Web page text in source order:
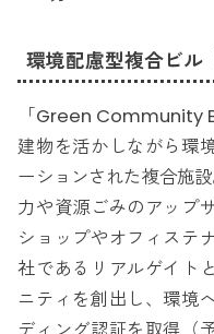
環境配慮型複合ビル
「Green Community
建物を活かしながら環
ーションされた複合施
力や資源ごみのアップ
ショップやオフィステ
社であるリアルゲイト
ニティを創出し、環境